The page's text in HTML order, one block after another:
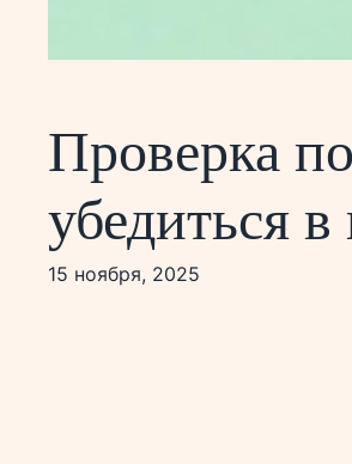
Проверка
убедиться
15 ноября, 2025